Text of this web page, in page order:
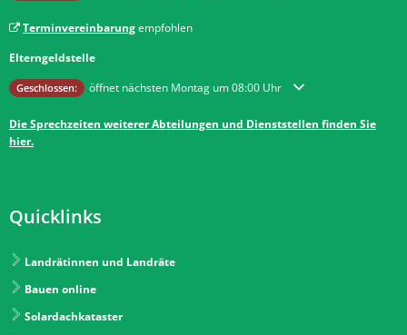
Terminvereinbarungempfohlen
Elterngeldstelle
Klicken, um weitere Öffnungs- oder Schließzeiten auszublenden
Geschlossen: öffnet nächsten Montag um 08:00 Uhr
Die Sprechzeiten weiterer Abteilungen und Dienststellen finden Sie
hier.
Quicklinks
Landrätinnen und Landräte
Bauen online
Solardachkataster